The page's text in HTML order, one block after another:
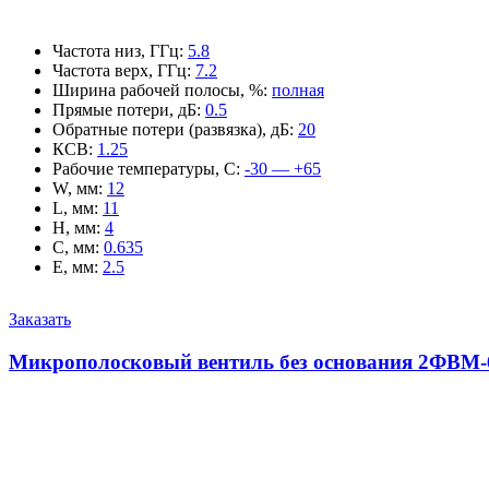
Частота низ, ГГц: 5.8
Частота верх, ГГц: 7.2
Ширина рабочей полосы, %: полная
Прямые потери, дБ: 0.5
Обратные потери (развязка), дБ: 20
КСВ: 1.25
Рабочие температуры, С: -30 — +65
W, мм: 12
L, мм: 11
H, мм: 4
C, мм: 0.635
E, мм: 2.5
Заказать
Микрополосковый вентиль без основания 2ФВМ-